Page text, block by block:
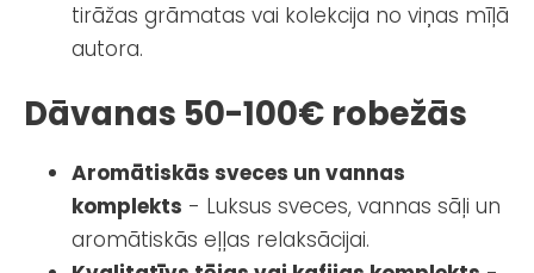
tirāžas grāmatas vai kolekcija no viņas mīļā
autora.
Dāvanas 50-100€ robežās
Aromātiskās sveces un vannas
komplekts - Luksus sveces, vannas sāļi un
aromātiskās eļļas relaksācijai.